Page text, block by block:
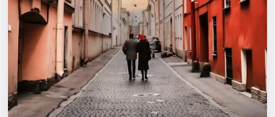
Площадки
Артисты
Рейтинги